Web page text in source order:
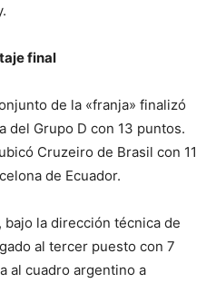
final
de la «franja» finalizó
del Grupo D con 13 puntos.
Cruzeiro de Brasil con 11
de Ecuador.
la dirección técnica de
al tercer puesto con 7
al cuadro argentino a